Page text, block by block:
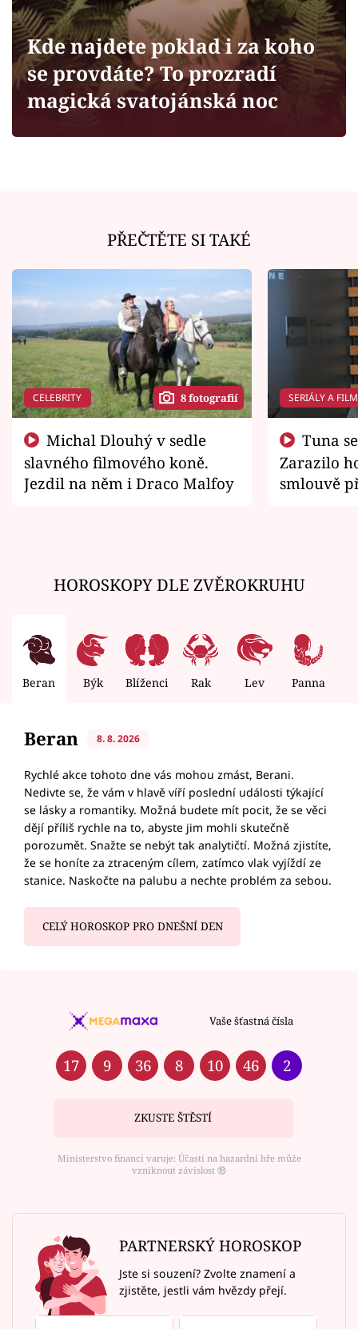
Sledujte prima+
Filmový festival Karlovy Vary
Sledujte nás
Kde najdete poklad i za koho
se provdáte? To prozradí
magická svatojánská noc
PŘEČTĚTE SI TAKÉ
CELEBRITY 8 fotografií
slavného filmového koně.
Jezdil na něm i Draco Malfoy
SERIÁLY A
Zarazilo
smlouvě
HOROSKOPY DLE ZVĚROKRUHU
Beran Býk Blíženci Rak Lev Panna
Beran 8. 8. 2026
Rychlé akce tohoto dne vás mohou zmást, Berani.
Nedivte se, že vám v hlavě víří poslední události týkající
se lásky a romantiky. Možná budete mít pocit, že se věci
dějí příliš rychle na to, abyste jim mohli skutečně
porozumět. Snažte se nebýt tak analytičtí. Možná zjistíte,
že se honíte za ztraceným cílem, zatímco vlak vyjíždí ze
stanice. Naskočte na palubu a nechte problém za sebou.
CELÝ HOROSKOP PRO DNEŠNÍ DEN
Vaše šťastná čísla
17 9 36 8 10 46 2
ZKUSTE ŠTĚSTÍ
Ministerstvo financí varuje: Účastí na hazardní hře může
vzniknout závislost ⑱
PARTNERSKÝ HOROSKOP
Jste si souzení? Zvolte znamení a
zjistěte, jestli vám hvězdy přejí.